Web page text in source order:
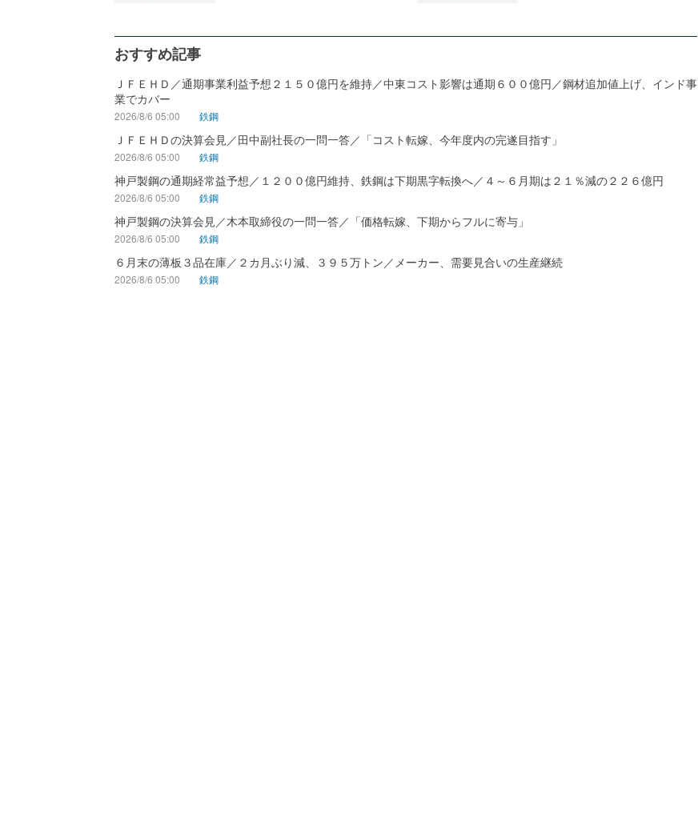
おすすめ記事
ＪＦＥＨＤ／通期事業利益予想２１５０億円を維持／中東コスト影響は通期６００億円／鋼材追加値上げ、インド事
業でカバー
2026/8/6 05:00 鉄鋼
ＪＦＥＨＤの決算会見／田中副社長の一問一答／「コスト転嫁、今年度内の完遂目指す」
2026/8/6 05:00 鉄鋼
神戸製鋼の通期経常益予想／１２００億円維持、鉄鋼は下期黒字転換へ／４～６月期は２１％減の２２６億円
2026/8/6 05:00 鉄鋼
神戸製鋼の決算会見／木本取締役の一問一答／「価格転嫁、下期からフルに寄与」
2026/8/6 05:00 鉄鋼
６月末の薄板３品在庫／２カ月ぶり減、３９５万トン／メーカー、需要見合いの生産継続
2026/8/6 05:00 鉄鋼